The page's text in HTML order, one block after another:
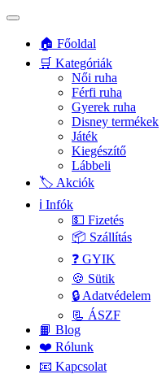
🏠 Főoldal
🛒 Kategóriák
Női ruha
Férfi ruha
Gyerek ruha
Disney termékek
Játék
Kiegészítő
Lábbeli
🏷️ Akciók
ℹ️ Infók
💵 Fizetés
📦 Szállítás
❓ GYIK
🍪 Sütik
🔒 Adatvédelem
📃 ÁSZF
📙 Blog
❤️ Rólunk
📧 Kapcsolat